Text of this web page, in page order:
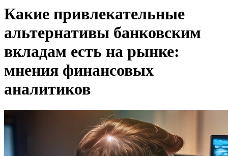
Какие привлекательные
альтернативы банковским
вкладам есть на рынке:
мнения финансовых
аналитиков